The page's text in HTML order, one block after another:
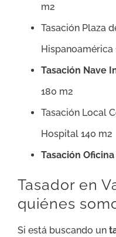
m2
Tasación Plaza
Hispanoamérica
Tasación Nave
180 m2
Tasación Local
Hospital 140 m2
Tasación
Tasador en
quiénes
Si está buscando un